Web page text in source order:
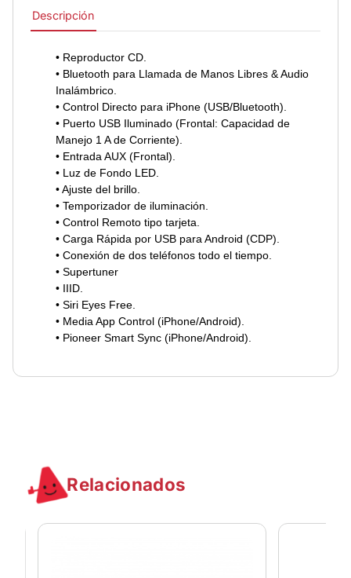
Descripción
• Reproductor CD.
• Bluetooth para Llamada de Manos Libres & Audio
Inalámbrico.
• Control Directo para iPhone (USB/Bluetooth).
• Puerto USB Iluminado (Frontal: Capacidad de
Manejo 1 A de Corriente).
• Entrada AUX (Frontal).
• Luz de Fondo LED.
• Ajuste del brillo.
• Temporizador de iluminación.
• Control Remoto tipo tarjeta.
• Carga Rápida por USB para Android (CDP).
• Conexión de dos teléfonos todo el tiempo.
• Supertuner
• IIID.
• Siri Eyes Free.
• Media App Control (iPhone/Android).
• Pioneer Smart Sync (iPhone/Android).
Relacionados